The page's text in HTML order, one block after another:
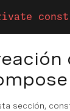
const
sección,